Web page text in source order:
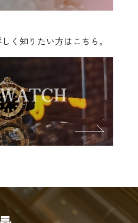
く知りたい方はこちら。